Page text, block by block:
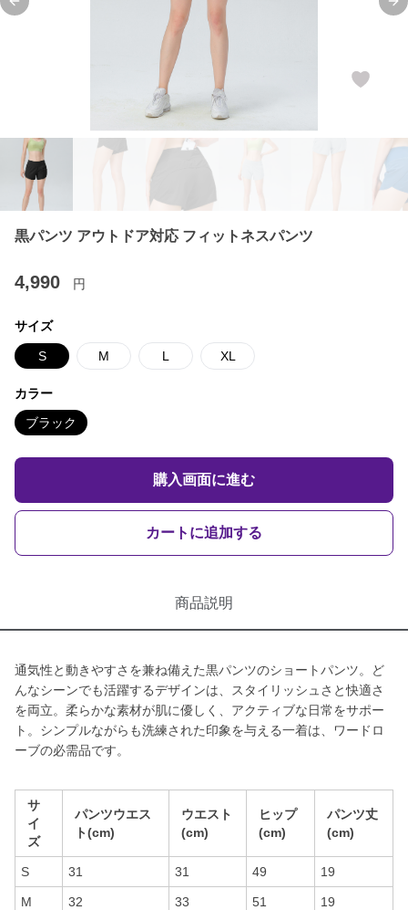
Previous slide
黒パンツ アウトドア対応 フィットネスパンツ
4,990 円
サイズ
S M L XL
カラー
ブラック
購入画面に進む
カートに追加する
商品説明
通気性と動きやすさを兼ね備えた黒パンツのショートパンツ。ど
んなシーンでも活躍するデザインは、スタイリッシュさと快適さ
を両立。柔らかな素材が肌に優しく、アクティブな日常をサポー
ト。シンプルながらも洗練された印象を与える一着は、ワードロ
ーブの必需品です。
サ
イ
ズ
パンツウエス
ト(cm)
ウエスト
(cm)
ヒップ
(cm)
パンツ丈
(cm)
S 31 31 49 19
M 32 33 51 19